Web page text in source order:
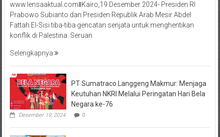
www.lensaaktual.comǁKairo,19 Desember 2024- Presiden RI
Prabowo Subianto dan Presiden Republik Arab Mesir Abdel
Fattah El-Sisi tiba-tiba gencatan senjata untuk menghentikan
konflik di Palestina. Seruan
Selengkapnya
PT Sumatraco Langgeng Makmur: Menjaga
Keutuhan NKRI Melalui Peringatan Hari Bela
Negara ke-76
Desember 19, 2024 0